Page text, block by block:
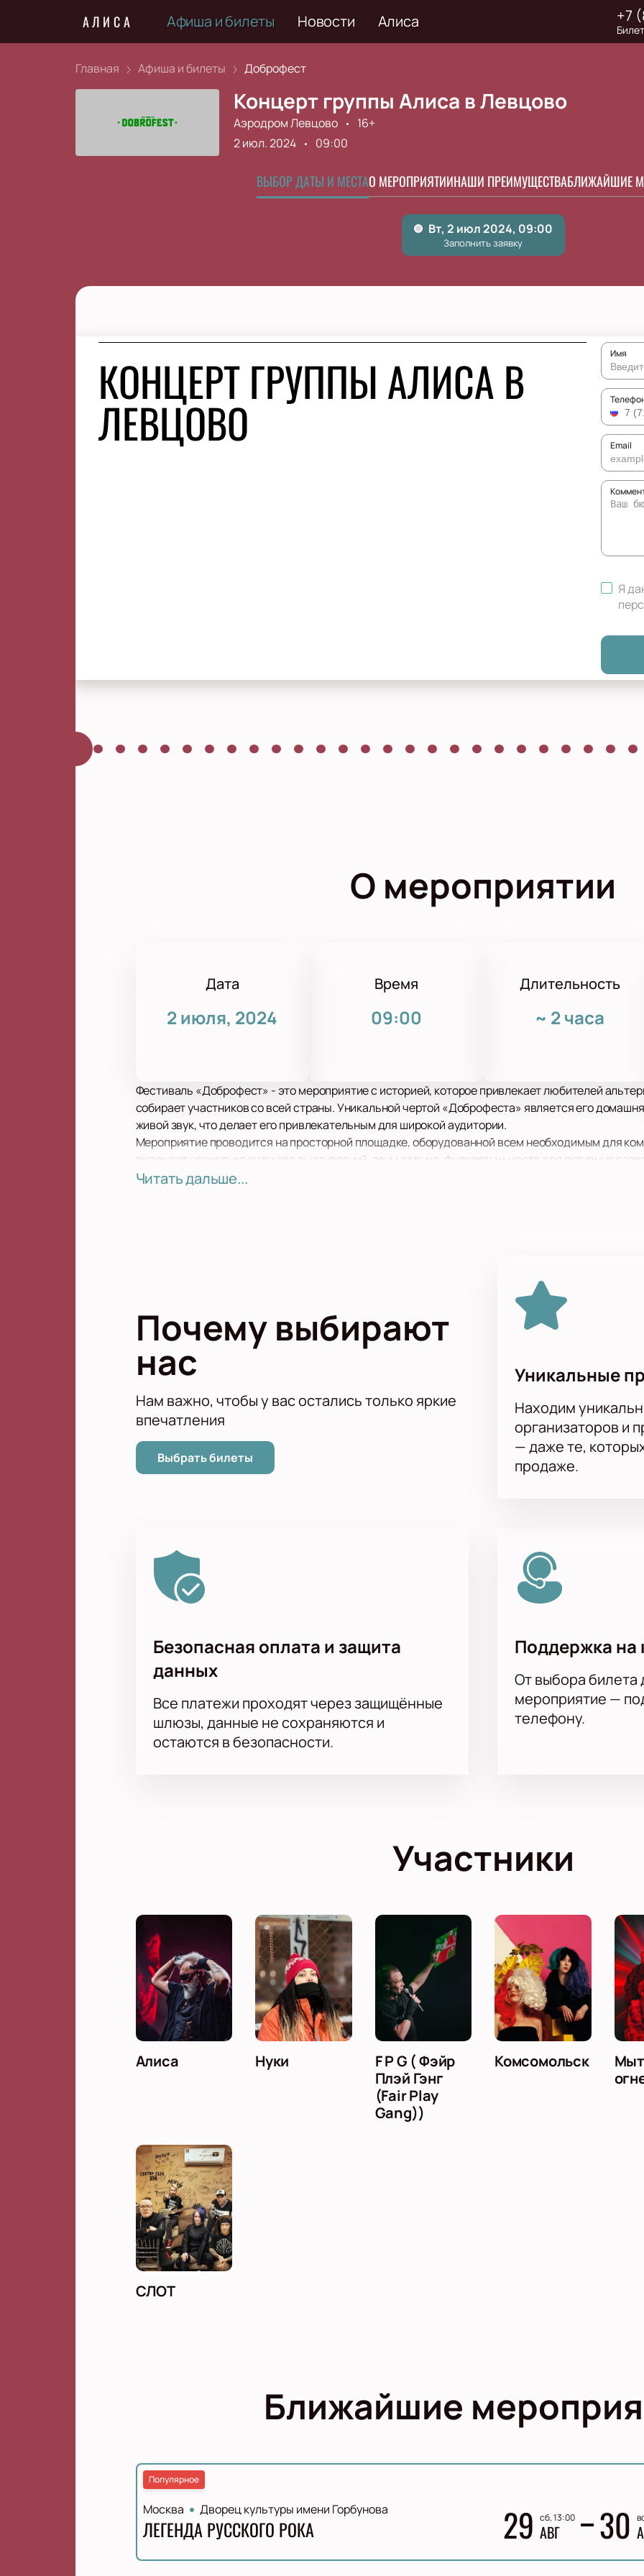
АЛИСА Афиша и билеты Новости Алиса +7
Главная Афиша и билеты Доброфест
Концерт группы Алиса в Левцово
Аэродром Левцово
16+
2 июл. 2024
09:00
ВЫБОР ДАТЫ И МЕСТАО МЕРОПРИЯТИИНАШИ ПРЕИМУЩЕСТВАБЛИЖАЙШИЕ
КОНЦЕРТ ГРУППЫ АЛИСА В
ЛЕВЦОВО
Имя
Email
Я
О мероприятии
Дата
2 июля, 2024
Время
09:00
Длительность
~ 2 часа
Фестиваль «Доброфест» - это мероприятие с историей, которое привлекает любителей
собирает участников со всей страны. Уникальной чертой «Доброфеста» является его
живой звук, что делает его привлекательным для широкой аудитории.
Мероприятие проводится на просторной площадке, оборудованной всем необходимым для
включает несколько сцен для выступлений, зоны отдыха, фудкорты и места для активных
могут наслаждаться музыкой и одновременно участвовать в различных активностях, что
Читать дальше...
Почему выбирают
нас
Нам важно, чтобы у вас остались только яркие
впечатления
Выбрать билеты
Уникальные
Находим
организаторов и
— даже те,
продаже.
Безопасная оплата и защита
данных
Все платежи проходят через защищённые
шлюзы, данные не сохраняются и
остаются в безопасности.
Поддержка на
От выбора билета
мероприятие —
телефону.
Участники
Алиса Нуки
F P G ( Фэйр
Плэй Гэнг
(Fair Play
Gang))
Комсомольск
СЛОТ
Ближайшие
Популярное
Москва Дворец культуры имени Горбунова
ЛЕГЕНДА РУССКОГО РОКА 29 сб, 13:00
АВГ 30